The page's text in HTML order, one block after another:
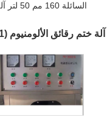
السائلة 160 مم 50
مضاعفات
آلة ختم رقائق الألومنيوم (11)